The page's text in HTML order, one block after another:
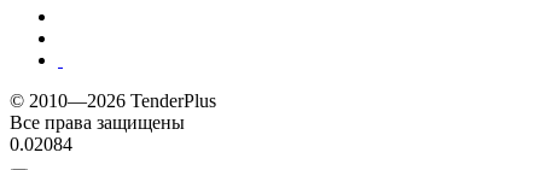
© 2010—2026 TenderPlus
Все права защищены
0.02084